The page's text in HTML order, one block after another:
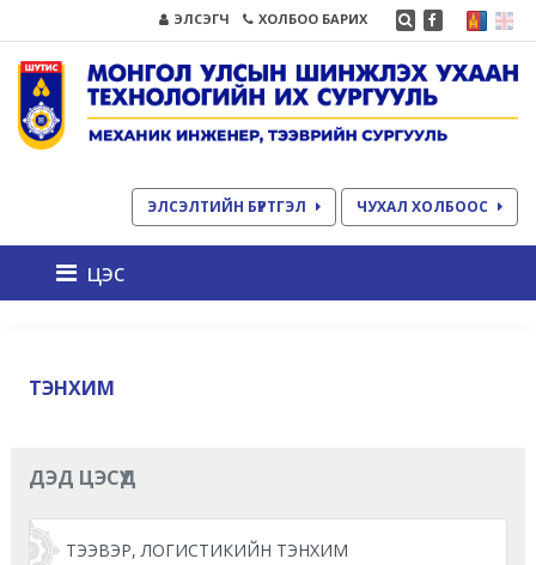
ЭЛСЭГЧ ХОЛБОО БАРИХ
ЭЛСЭЛТИЙН БҮРТГЭЛ ЧУХАЛ ХОЛБООС
цэс
ТЭНХИМ
ДЭД ЦЭСҮҮД
ТЭЭВЭР, ЛОГИСТИКИЙН ТЭНХИМ